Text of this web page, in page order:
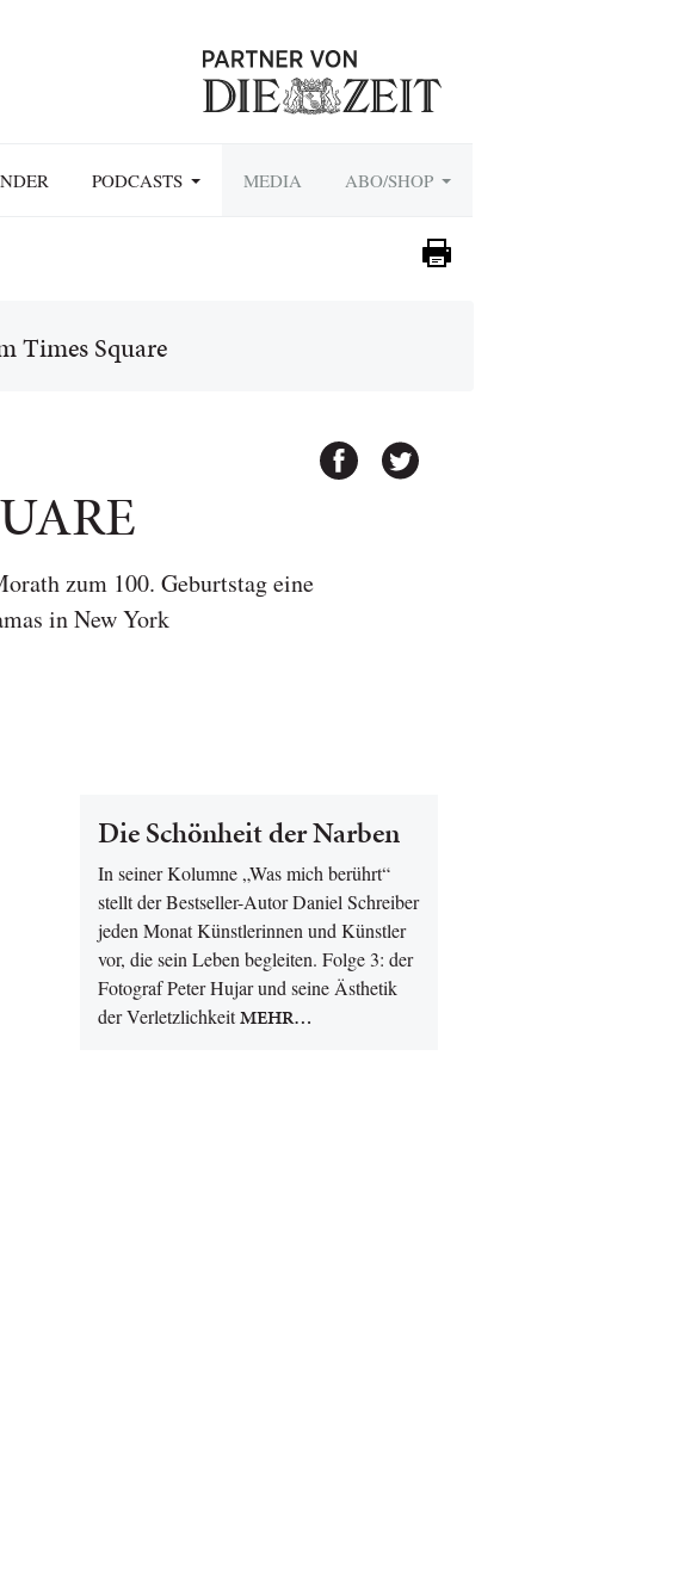
PODCASTS MEDIA ABO/SHOP
Times Square
zum 100. Geburtstag eine
in New York
Die Schönheit der Narben
In seiner Kolumne „Was mich berührt“
stellt der Bestseller-Autor Daniel Schreiber
jeden Monat Künstlerinnen und Künstler
vor, die sein Leben begleiten. Folge 3: der
Fotograf Peter Hujar und seine Ästhetik
der VerletzlichkeitMEHR…